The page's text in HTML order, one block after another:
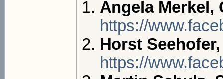
Angela Merkel,
https://
Horst
https://